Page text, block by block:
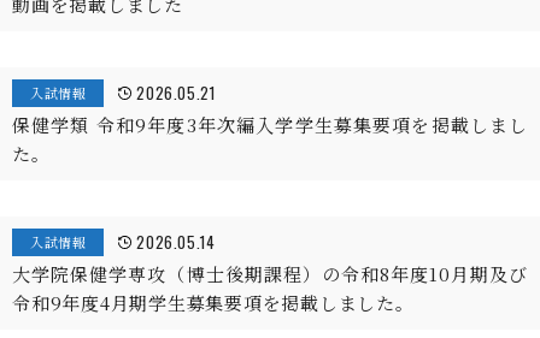
入試情報 2026.05.21
保健学類 令和9年度3年次編入学学生募集要項を掲載しまし
た。
入試情報 2026.05.14
大学院保健学専攻（博士後期課程）の令和8年度10月期及び
令和9年度4月期学生募集要項を掲載しました。